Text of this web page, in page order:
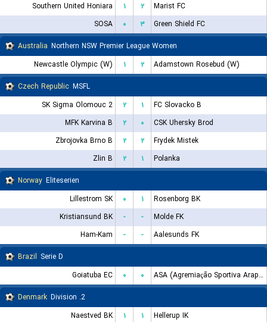
Southern United Honiara
۱ ۲
Marist FC
SOSA
۰ ۳
Green Shield FC
Australia Northern NSW Premier League Women
Newcastle Olympic (W)
۱ ۲
Adamstown Rosebud (W)
Czech Republic MSFL
SK Sigma Olomouc 2
۲ ۱
FC Slovacko B
MFK Karvina B
۲ ۰
CSK Uhersky Brod
Zbrojovka Brno B
۲ ۲
Frydek Mistek
Zlin B
۲ ۱
Polanka
Norway Eliteserien
Lillestrom SK
۰ ۱
Rosenborg BK
Kristiansund BK
- -
Molde FK
Ham-Kam
- -
Aalesunds FK
Brazil Serie D
Goiatuba EC
۰ ۰
ASA (Agremiação Sportiva Arapiraquense)
Denmark
2. Division
Naestved BK
۱ ۱ Hellerup IK